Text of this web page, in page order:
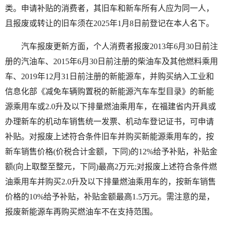
类。申请补贴的消费者，其旧车和新车所有人应为同一人，
且报废或转让的旧车须在2025年1月8日前登记在本人名下。
汽车报废更新方面，个人消费者报废2013年6月30日前注
册的汽油车、2015年6月30日前注册的柴油车及其他燃料乘用
车、2019年12月31日前注册的新能源车，并购买纳入工业和
信息化部《减免车辆购置税的新能源汽车车型目录》的新能
源乘用车或2.0升及以下排量燃油乘用车，在福建省内开具或
办理新车的机动车销售统一发票、机动车登记证书，可申请
补贴。对报废上述符合条件旧车并购买新能源乘用车的，按
新车销售价格(价税合计金额，下同)的12%给予补贴，补贴金
额(向上取整至整元，下同)最高2万元;对报废上述符合条件燃
油乘用车并购买2.0升及以下排量燃油乘用车的，按新车销售
价格的10%给予补贴，补贴金额最高1.5万元。需注意的是，
报废新能源车再购买燃油车不在支持范围。